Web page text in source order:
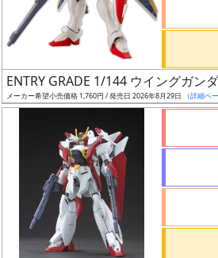
通知
対象
ギ
ャ
ラ
格
ENTRY GRADE 1/144 ウイングガン
メーカー希望小売価格 1,760円 / 発売日 2026年8月29日 （詳細ペ